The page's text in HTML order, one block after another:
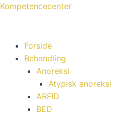
Gå
Kompetencecenter
Menu
Forside
Behandling
Anoreksi
Atypisk anoreksi
ARFID
BED
Menu